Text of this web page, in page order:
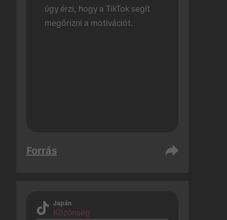
úgy érzi, hogy a TikTok segít
megőrizni a motivációt.
Forrás
Japán
Közönség